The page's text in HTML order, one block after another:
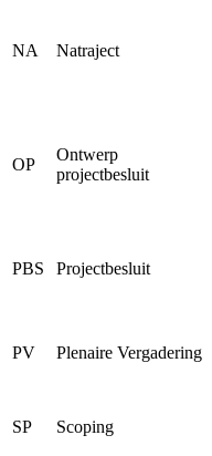
NA Natraject
OP
Ontwerp
projectbesluit
PBS Projectbesluit
PV Plenaire Vergadering
SP Scoping